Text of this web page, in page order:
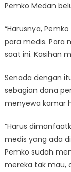
Pemko Medan
“Harusnya,
para medis. Para
saat ini. Kasihan
Senada dengan
sebagian dana
menyewa kamar
“Harus
medis yang ada
Pemko sudah
mereka tak mau,